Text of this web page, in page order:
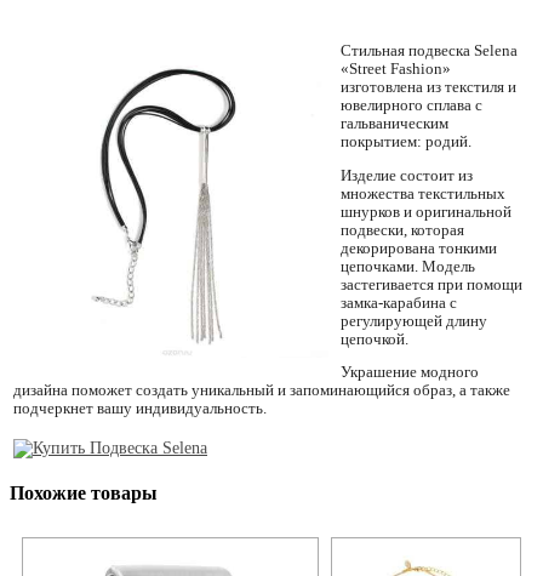
Стильная подвеска Selena
«Street Fashion»
изготовлена из текстиля и
ювелирного сплава с
гальваническим
покрытием: родий.
Изделие состоит из
множества текстильных
шнурков и оригинальной
подвески, которая
декорирована тонкими
цепочками. Модель
застегивается при помощи
замка-карабина с
регулирующей длину
цепочкой.
Украшение модного
дизайна поможет создать уникальный и запоминающийся образ, а также
подчеркнет вашу индивидуальность.
Похожие товары